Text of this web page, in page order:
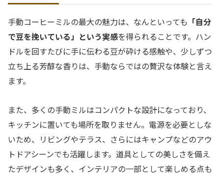
手動コーヒーミルの最大の魅力は、なんといっても 「自分
で豆を挽いている」という実感を得られることです。ハン
ドルを回すたびに手に伝わる豆が砕ける感触や、少しずつ
立ち上る芳醇な香りは、手動ならではの贅沢な体験と言え
ます。
また、多くの手動ミルはコンパクトな設計になっており、
キッチンに置いても場所を取りません。電源を必要としな
いため、リビングやテラス、さらにはキャンプなどのアウ
トドアシーンでも活躍します。道具としての美しさを備え
たデザインも多く、インテリアの一部として楽しめる点も